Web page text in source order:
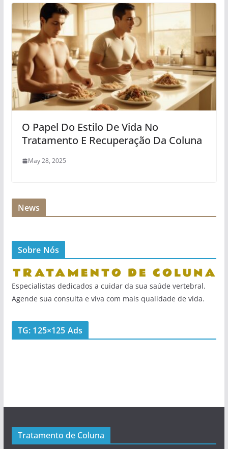
O Papel Do Estilo De Vida No
Tratamento E Recuperação Da Coluna
May 28, 2025
News
Sobre Nós
Especialistas dedicados a cuidar da sua saúde vertebral.
Agende sua consulta e viva com mais qualidade de vida.
TG: 125×125 Ads
Tratamento de Coluna